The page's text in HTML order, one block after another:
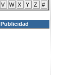
V W X Y Z #
Publicidad